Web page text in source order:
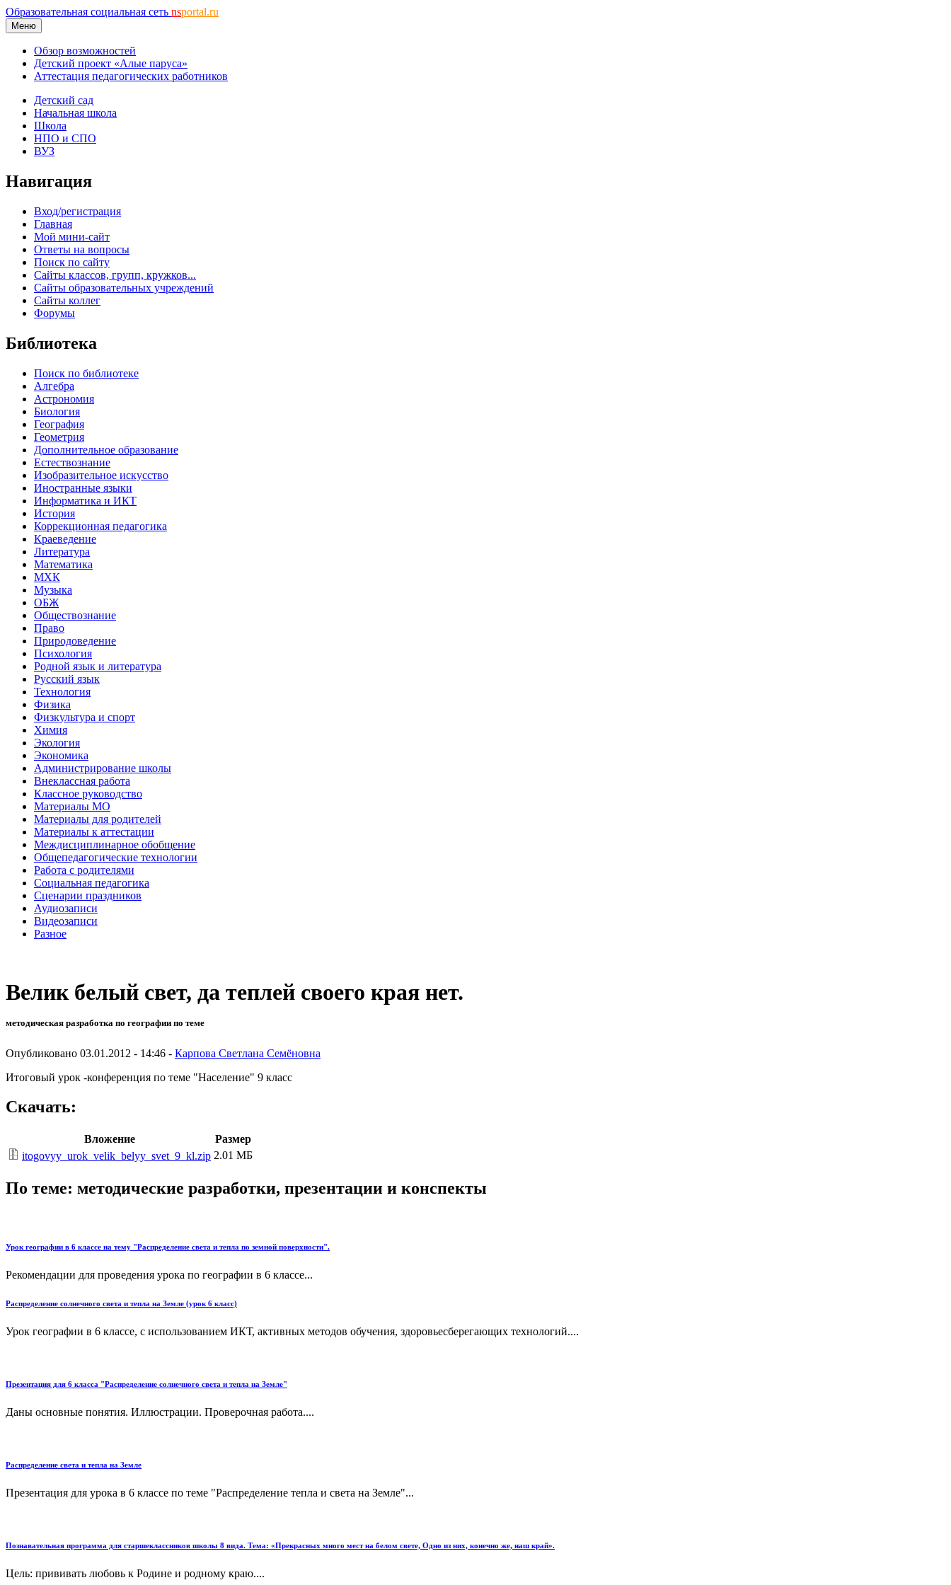
Образовательная социальная сеть nsportal.ru
Меню
Обзор возможностей
Детский проект «Алые паруса»
Аттестация педагогических работников
Детский сад
Начальная школа
Школа
НПО и СПО
ВУЗ
Навигация
Вход/регистрация
Главная
Мой мини-сайт
Ответы на вопросы
Поиск по сайту
Сайты классов, групп, кружков...
Сайты образовательных учреждений
Сайты коллег
Форумы
Библиотека
Поиск по библиотеке
Алгебра
Астрономия
Биология
География
Геометрия
Дополнительное образование
Естествознание
Изобразительное искусство
Иностранные языки
Информатика и ИКТ
История
Коррекционная педагогика
Краеведение
Литература
Математика
МХК
Музыка
ОБЖ
Обществознание
Право
Природоведение
Психология
Родной язык и литература
Русский язык
Технология
Физика
Физкультура и спорт
Химия
Экология
Экономика
Администрирование школы
Внеклассная работа
Классное руководство
Материалы МО
Материалы для родителей
Материалы к аттестации
Междисциплинарное обобщение
Общепедагогические технологии
Работа с родителями
Социальная педагогика
Сценарии праздников
Аудиозаписи
Видеозаписи
Разное
Велик белый свет, да теплей своего края нет.
методическая разработка по географии по теме
Опубликовано 03.01.2012 - 14:46 - Карпова Светлана Семёновна
Итоговый урок -конференция по теме "Население" 9 класс
Скачать:
Вложение
Размер
itogovyy_urok_velik_belyy_svet_9_kl.zip 2.01 МБ
По теме: методические разработки, презентации и конспекты
Урок географии в 6 классе на тему "Распределение света и тепла по земной поверхности".
Рекомендации для проведения урока по географии в 6 классе...
Распределение солнечного света и тепла на Земле (урок 6 класс)
Урок географии в 6 классе, с использованием ИКТ, активных методов обучения, здоровьесберегающих технологий....
Презентация для 6 класса "Распределение солнечного света и тепла на Земле"
Даны основные понятия. Иллюстрации. Проверочная работа....
Распределение света и тепла на Земле
Презентация для урока в 6 классе по теме "Распределение тепла и света на Земле"...
Познавательная программа для старшеклассников школы 8 вида. Тема: «Прекрасных много мест на белом свете, Одно из них, конечно же, наш край».
Цель: прививать любовь к Родине и родному краю....